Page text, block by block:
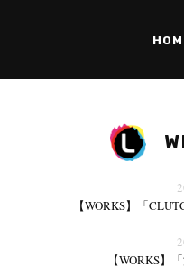
【WORKS】「
【WORKS】